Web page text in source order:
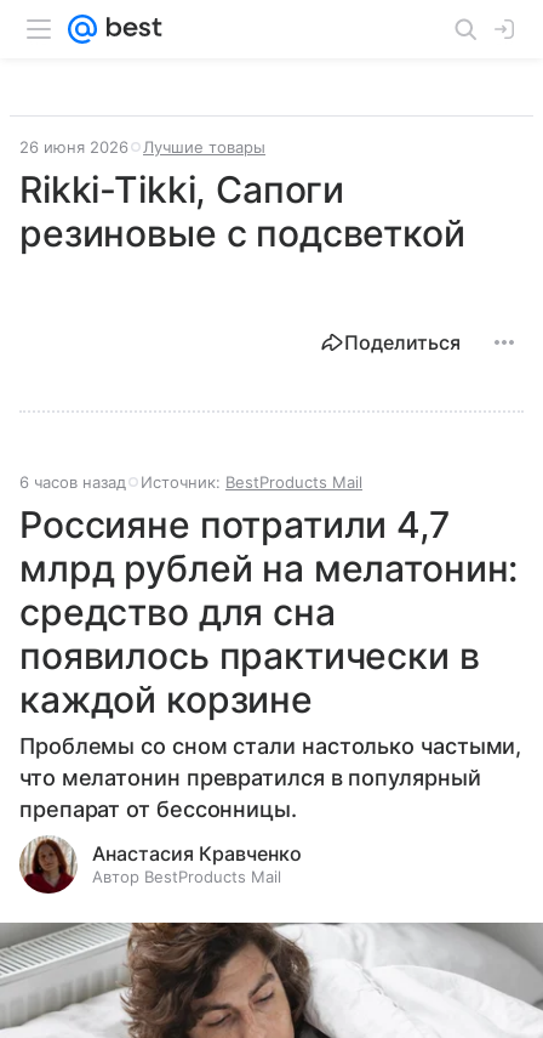
26 июня 2026 Лучшие товары
Rikki-Tikki, Сапоги
резиновые с подсветкой
Поделиться
6 часов назад Источник: BestProducts Mail
Россияне потратили 4,7
млрд рублей на мелатонин:
средство для сна
появилось практически в
каждой корзине
Проблемы со сном стали настолько частыми,
что мелатонин превратился в популярный
препарат от бессонницы.
Анастасия Кравченко
Автор BestProducts Mail